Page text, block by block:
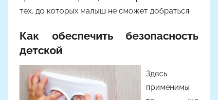
тех, до которых малыш не сможет добраться.
Как обеспечить безопасность
детской
Здесь
применимы